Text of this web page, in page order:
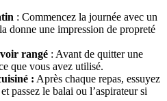
: Commencez la journée avec un
donne une impression de propreté
rangé : Avant de quitter une
que vous avez utilisé.
: Après chaque repas, essuyez
passez le balai ou l’aspirateur si